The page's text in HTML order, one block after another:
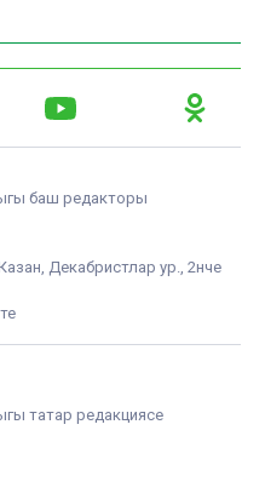
баш редакторы
Декабристлар ур., 2нче
татар редакциясе